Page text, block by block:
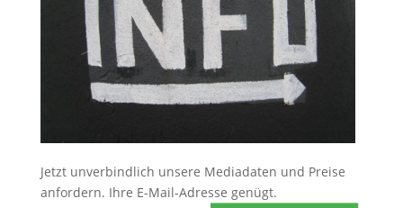
Jetzt unverbindlich unsere Mediadaten und Preise
anfordern. Ihre E-Mail-Adresse genügt.